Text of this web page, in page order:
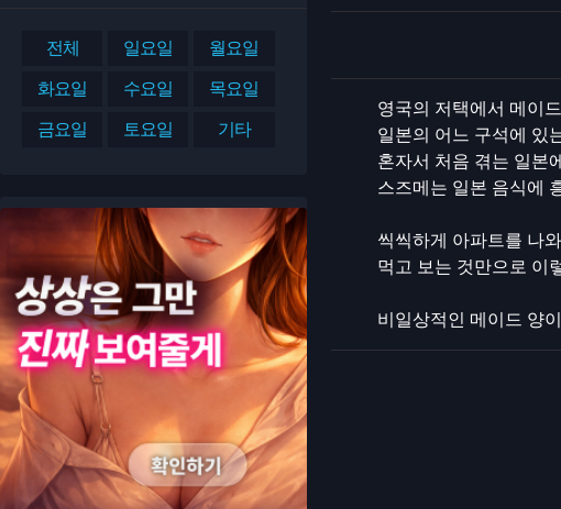
전체 일요일 월요일
화요일 수요일 목요일
금요일 토요일 기타
영국의 저택에서 메이
일본의 어느 구석에 있
혼자서 처음 겪는 일본
스즈메는 일본 음식에
씩씩하게 아파트를 나
먹고 보는 것만으로 이
비일상적인 메이드 양